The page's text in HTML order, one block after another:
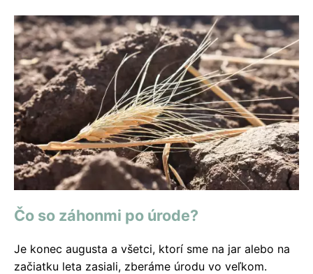
Čo so záhonmi po úrode?
Je konec augusta a všetci, ktorí sme na jar alebo na
začiatku leta zasiali, zberáme úrodu vo veľkom.